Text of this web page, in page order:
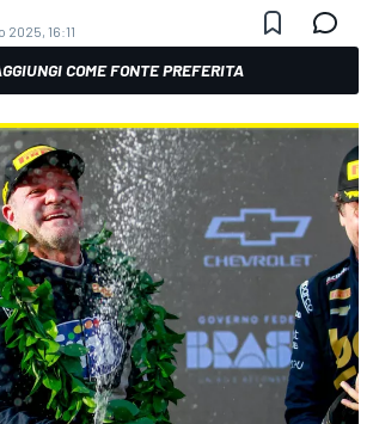
2025, 16:11
COME FONTE PREFERITA